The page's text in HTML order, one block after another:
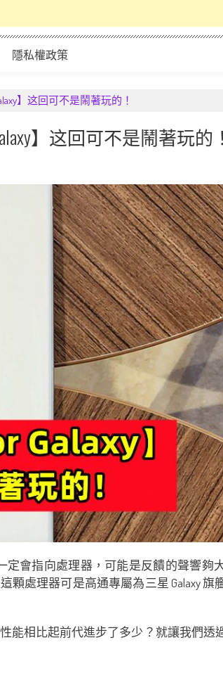
隱私權政策
】这回可不是鬧著玩的！
】这回可不是鬧著玩的！
定會指向處理器，可能是反饋的聲響夠
顆處理器可是高通專屬為三星 Galaxy
性能相比起前代進步了多少？就讓我們